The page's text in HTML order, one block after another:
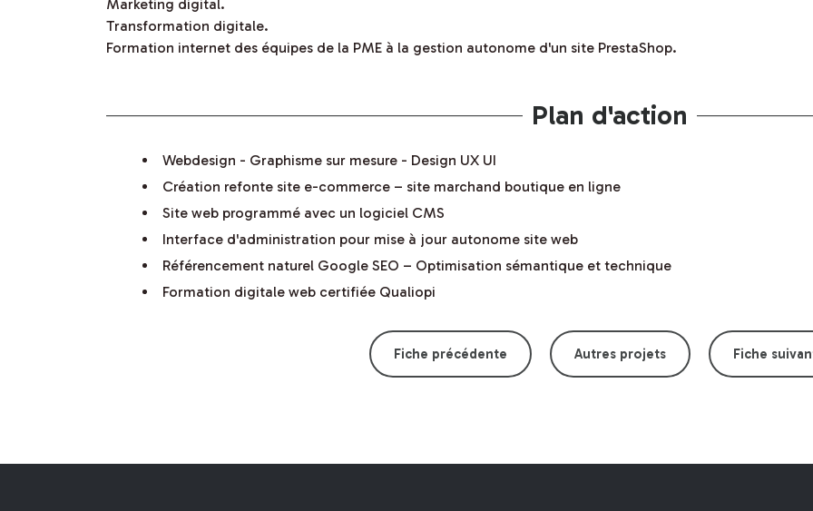
Marketing digital.
Transformation digitale.
Formation internet des équipes de la PME à la gestion autonome d'un site PrestaShop.
Plan d'action
Webdesign - Graphisme sur mesure - Design UX UI
Création refonte site e-commerce – site marchand boutique en ligne
Site web programmé avec un logiciel CMS
Interface d'administration pour mise à jour autonome site web
Référencement naturel Google SEO – Optimisation sémantique et technique
Formation digitale web certifiée Qualiopi
Fiche précédente Autres projets Fiche